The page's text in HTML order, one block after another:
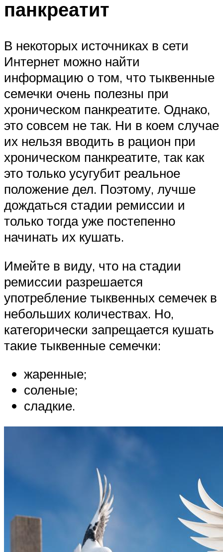
панкреатит
В некоторых источниках в сети
Интернет можно найти
информацию о том, что тыквенные
семечки очень полезны при
хроническом панкреатите. Однако,
это совсем не так. Ни в коем случае
их нельзя вводить в рацион при
хроническом панкреатите, так как
это только усугубит реальное
положение дел. Поэтому, лучше
дождаться стадии ремиссии и
только тогда уже постепенно
начинать их кушать.
Имейте в виду, что на стадии
ремиссии разрешается
употребление тыквенных семечек в
небольших количествах. Но,
категорически запрещается кушать
такие тыквенные семечки:
жаренные;
соленые;
сладкие.